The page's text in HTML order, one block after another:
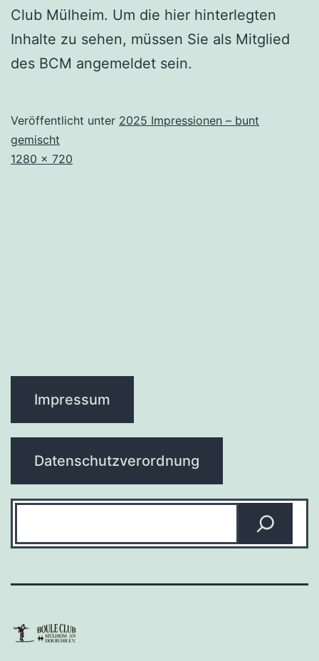
Club Mülheim. Um die hier hinterlegten
Inhalte zu sehen, müssen Sie als Mitglied
des BCM angemeldet sein.
Veröffentlicht unter 2025 Impressionen – bunt
gemischt
Originalgröße
1280 × 720
Impressum
Datenschutzverordnung
Suchen